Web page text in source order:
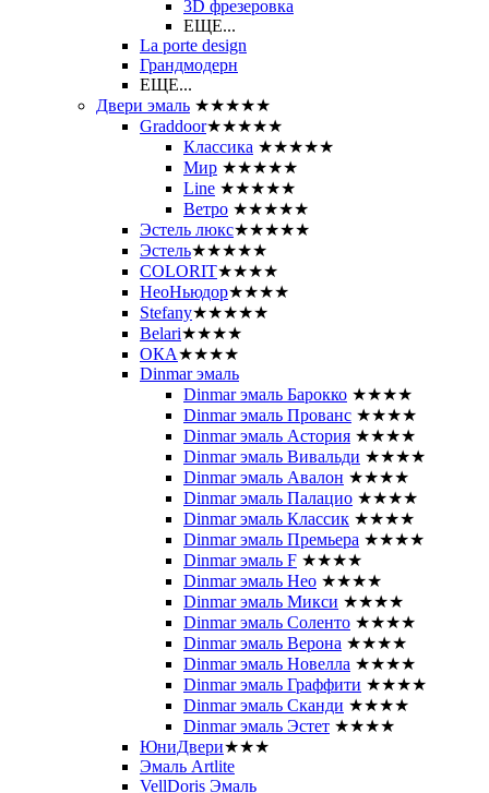
3D фрезеровка
ЕЩЕ...
La porte design
Грандмодерн
ЕЩЕ...
Двери эмаль ★★★★★
Graddoor★★★★★
Классика ★★★★★
Мир ★★★★★
Line ★★★★★
Ветро ★★★★★
Эстель люкс★★★★★
Эстель★★★★★
COLORIT★★★★
НеоНьюдор★★★★
Stefany★★★★★
Belari★★★★
ОКА★★★★
Dinmar эмаль
Dinmar эмаль Барокко ★★★★
Dinmar эмаль Прованс ★★★★
Dinmar эмаль Астория ★★★★
Dinmar эмаль Вивальди ★★★★
Dinmar эмаль Авалон ★★★★
Dinmar эмаль Палацио ★★★★
Dinmar эмаль Классик ★★★★
Dinmar эмаль Премьера ★★★★
Dinmar эмаль F ★★★★
Dinmar эмаль Нео ★★★★
Dinmar эмаль Микси ★★★★
Dinmar эмаль Соленто ★★★★
Dinmar эмаль Верона ★★★★
Dinmar эмаль Новелла ★★★★
Dinmar эмаль Граффити ★★★★
Dinmar эмаль Сканди ★★★★
Dinmar эмаль Эстет ★★★★
ЮниДвери★★★
Эмаль Artlite
VellDoris Эмаль